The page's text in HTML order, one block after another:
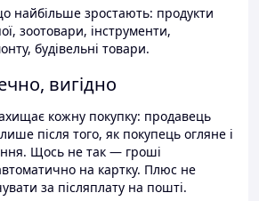
найбільше зростають: продукти
зоотовари, інструменти,
будівельні товари.
вигідно
кожну покупку: продавець
після того, як покупець огляне і
Щось не так — гроші
на картку. Плюс не
за післяплату на пошті.